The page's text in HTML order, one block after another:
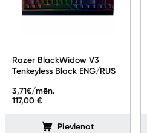
Razer BlackWidow V3
Tenkeyless Black ENG/RUS
117,00 €
3,71€/mēn.
Pievienot